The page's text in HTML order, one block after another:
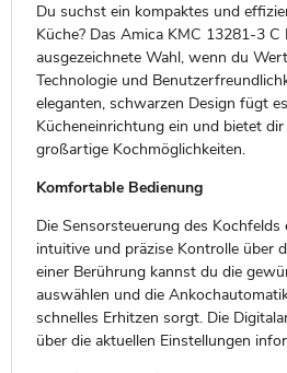
Du suchst ein kompaktes und
Küche? Das Amica KMC 13281-3 C
ausgezeichnete Wahl, wenn du
Technologie und
eleganten, schwarzen Design fügt
Kücheneinrichtung ein und bietet
großartige Kochmöglichkeiten.
Komfortable Bedienung
Die Sensorsteuerung des
intuitive und präzise Kontrolle über
einer Berührung kannst du die
auswählen und die
schnelles Erhitzen sorgt. Die
über die aktuellen Einstellungen